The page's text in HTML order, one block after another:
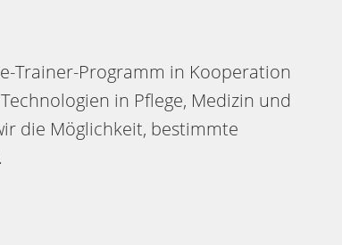
Trainer-Programm in Kooperation
in Pflege, Medizin und
die Möglichkeit, bestimmte